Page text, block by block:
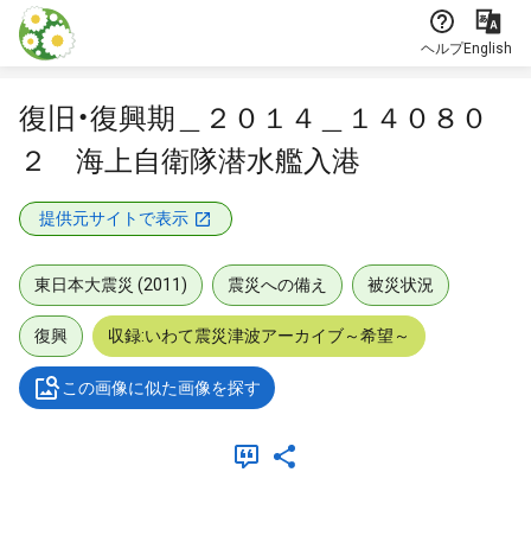
本文に飛ぶ
ヘルプEnglish
復旧・復興期＿２０１４＿１４０８０
２ 海上自衛隊潜水艦入港
提供元サイトで表示
東日本大震災 (2011) 震災への備え 被災状況
復興 収録:いわて震災津波アーカイブ～希望～
この画像に似た画像を探す